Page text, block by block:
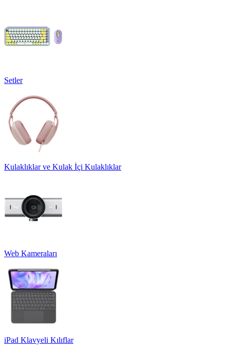
Setler
Kulaklıklar ve Kulak İçi Kulaklıklar
Web Kameraları
iPad Klavyeli Kılıflar